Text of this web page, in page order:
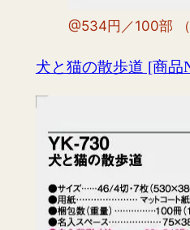
@534円／100部
犬と猫の散歩道 [商品